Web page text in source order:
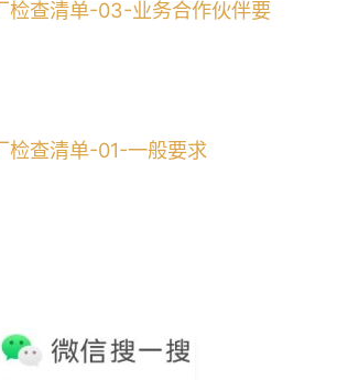
检查清单-03-业务合作伙伴要
检查清单-01-一般要求